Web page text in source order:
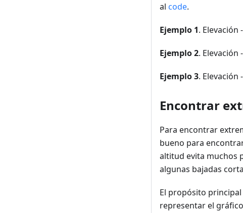
al code.
Ejemplo 1. Elevación
Ejemplo 2. Elevación
Ejemplo 3. Elevación
Encontrar
Para encontrar
bueno para
altitud evita muchos
algunas bajadas
El propósito
representar el